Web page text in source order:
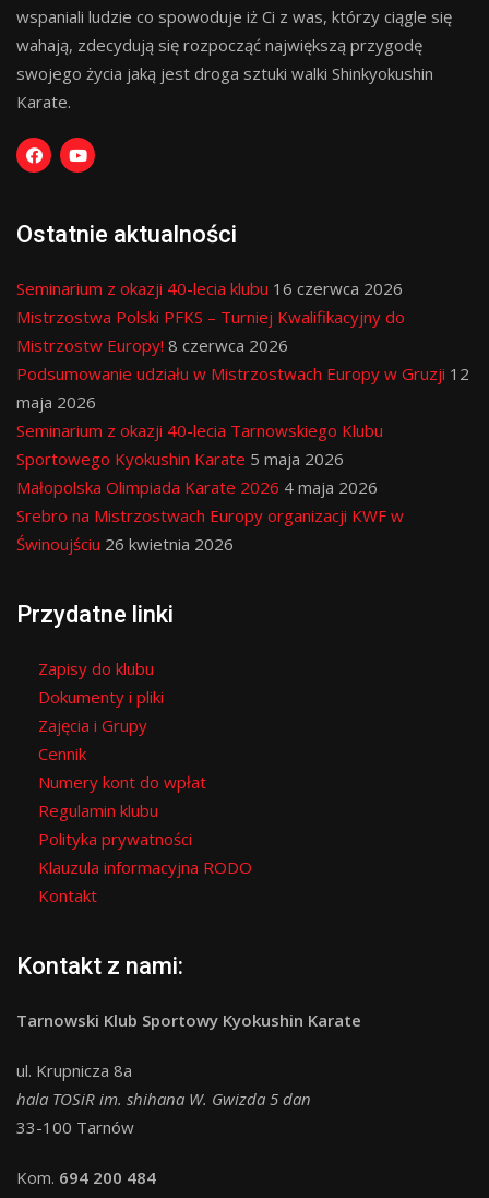
wspaniali ludzie co spowoduje iż Ci z was, którzy ciągle się
wahają, zdecydują się rozpocząć największą przygodę
swojego życia jaką jest droga sztuki walki Shinkyokushin
Karate.
Ostatnie aktualności
Seminarium z okazji 40-lecia klubu 16 czerwca 2026
Mistrzostwa Polski PFKS – Turniej Kwalifikacyjny do
Mistrzostw Europy! 8 czerwca 2026
Podsumowanie udziału w Mistrzostwach Europy w Gruzji 12
maja 2026
Seminarium z okazji 40-lecia Tarnowskiego Klubu
Sportowego Kyokushin Karate 5 maja 2026
Małopolska Olimpiada Karate 2026 4 maja 2026
Srebro na Mistrzostwach Europy organizacji KWF w
Świnoujściu 26 kwietnia 2026
Przydatne linki
Zapisy do klubu
Dokumenty i pliki
Zajęcia i Grupy
Cennik
Numery kont do wpłat
Regulamin klubu
Polityka prywatności
Klauzula informacyjna RODO
Kontakt
Kontakt z nami:
Tarnowski Klub Sportowy Kyokushin Karate
ul. Krupnicza 8a
hala TOSiR im. shihana W. Gwizda 5 dan
33-100 Tarnów
Kom. 694 200 484